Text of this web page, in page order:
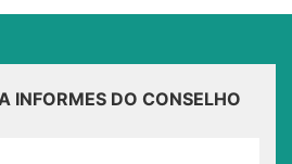
INFORMES DO CONSELHO